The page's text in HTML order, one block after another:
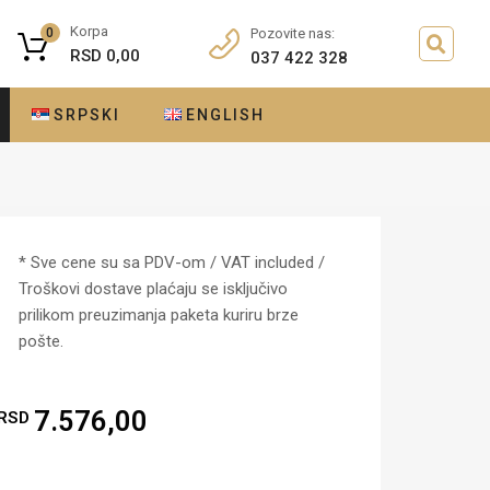
Korpa
RSD 0,00
0 Pozovite nas:
037 422 328
SRPSKI ENGLISH
* Sve cene su sa PDV-om / VAT included /
Troškovi dostave plaćaju se isključivo
prilikom preuzimanja paketa kuriru brze
pošte.
7.576,00